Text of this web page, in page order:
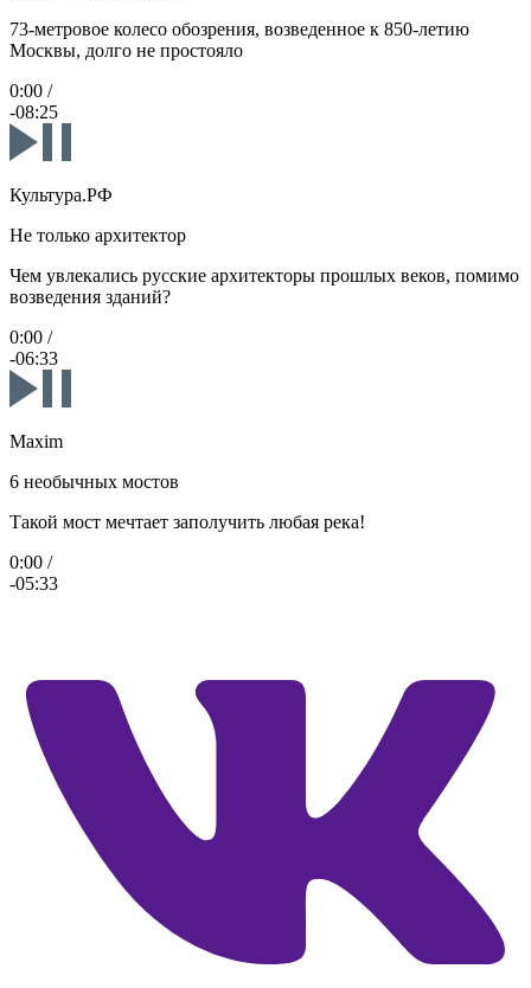
73-метровое колесо обозрения, возведенное к 850-летию
Москвы, долго не простояло
0:00 /
-08:25
Культура.РФ
Не только архитектор
Чем увлекались русские архитекторы прошлых веков, помимо
возведения зданий?
0:00 /
-06:33
Maxim
6 необычных мостов
Такой мост мечтает заполучить любая река!
0:00 /
-05:33